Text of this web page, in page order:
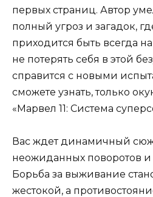
первых страниц. Автор
полный угроз и загадок,
приходится быть всегда
не потерять себя в этой
справится с новыми
сможете узнать, только
«Марвел 11: Система
Вас ждет динамичный
неожиданных поворотов
Борьба за выживание
жестокой, а